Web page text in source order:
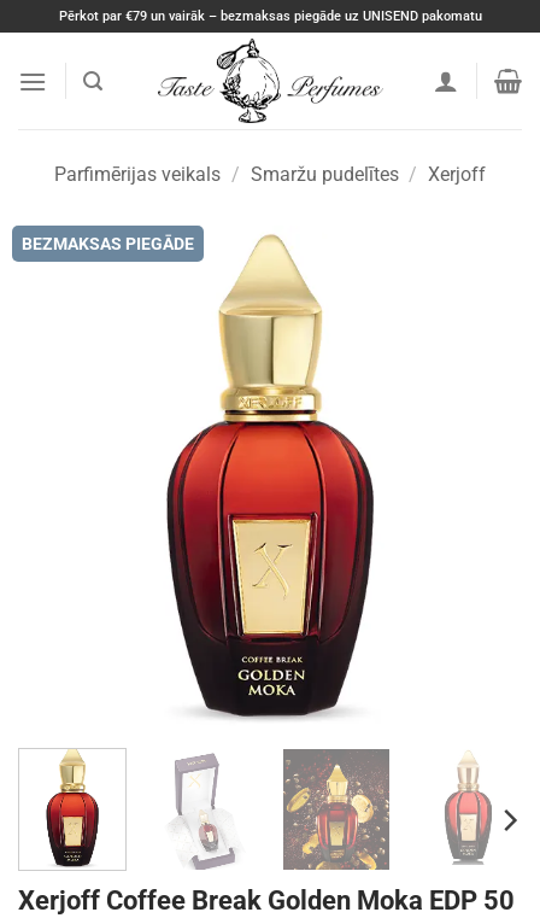
content
Pērkot par €79 un vairāk – bezmaksas piegāde uz UNISEND pakomatu
Parfimērijas veikals / Smaržu pudelītes / Xerjoff
BEZMAKSAS PIEGĀDE
Xerjoff Coffee Break Golden Moka EDP 50